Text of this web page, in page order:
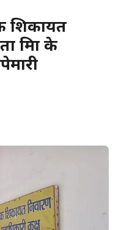
शिकायत
मिश्रा के